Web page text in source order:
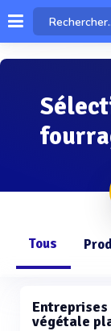
Tous
végétale